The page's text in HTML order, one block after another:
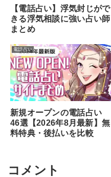
【電話占い】浮気封じがで
きる浮気相談に強い占い師
まとめ
電話占い
新規オープンの電話占い
46選【2026年8月最新】無
料特典・後払いを比較
コメント